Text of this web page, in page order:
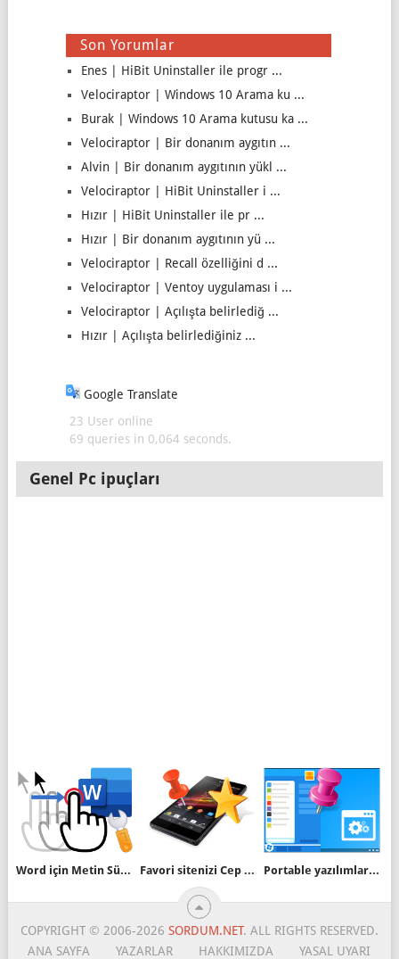
Son Yorumlar
Enes | HiBit Uninstaller ile progr ...
Velociraptor | Windows 10 Arama ku ...
Burak | Windows 10 Arama kutusu ka ...
Velociraptor | Bir donanım aygıtın ...
Alvin | Bir donanım aygıtının yükl ...
Velociraptor | HiBit Uninstaller i ...
Hızır | HiBit Uninstaller ile pr ...
Hızır | Bir donanım aygıtının yü ...
Velociraptor | Recall özelliğini d ...
Velociraptor | Ventoy uygulaması i ...
Velociraptor | Açılışta belirlediğ ...
Hızır | Açılışta belirlediğiniz ...
Google Translate
23 User online
69 queries in 0,064 seconds.
Genel Pc ipuçları
Word için Metin Sürükle ve Bırak Özelliğini kapatın Favori sitenizi Cep telefonu ana ekranına ekleyin Portable yazılımları Windows 10 başlat menüsüne ekleyin
COPYRIGHT © 2006-2026 SORDUM.NET. ALL RIGHTS RESERVED.
ANA SAYFA
YAZARLAR HAKKIMIZDA YASAL UYARI